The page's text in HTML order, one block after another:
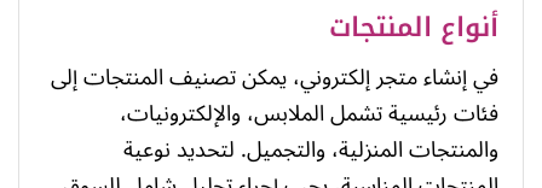
أنواع المنتجات
في إنشاء متجر إلكتروني، يمكن تصنيف المنتجات إلى
فئات رئيسية تشمل الملابس، والإلكترونيات،
والمنتجات المنزلية، والتجميل. لتحديد نوعية